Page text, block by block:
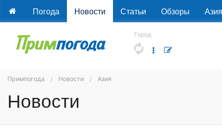
Погода Новости Статьи Обзоры Азия
Город
Примпогода Новости Азия
Новости